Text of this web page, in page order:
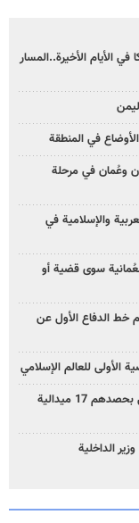
الأيام الأخيرة..المسار
الأوضاع في المنطقة
وعُمان في مرحلة
والإسلامية في
سوى قضية أو
خط الدفاع الأول عن
الأولى للعالم الإسلامي
تألق المنتخب الايراني للتايكوندو في سيول بحصدهم 17 ميدالية
الداخلية